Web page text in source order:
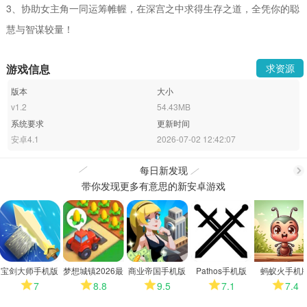
3、协助女主角一同运筹帷幄，在深宫之中求得生存之道，全凭你的聪
慧与智谋较量！
游戏信息 求资源
版本
v1.2
大小
54.43MB
系统要求
安卓4.1
更新时间
2026-07-02 12:42:07
每日新发现
多
带你发现更多有意思的新安卓游戏
宝剑大师手机版
7
梦想城镇2026最
新版8.8
商业帝国手机版
9.5
Pathos手机版
7.1
蚂蚁火手机
7.4